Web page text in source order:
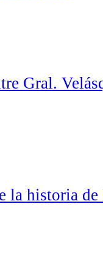
Gral.
la historia